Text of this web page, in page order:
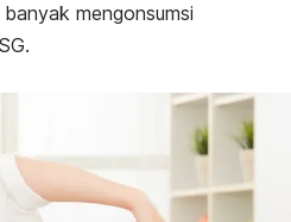
mengonsumsi